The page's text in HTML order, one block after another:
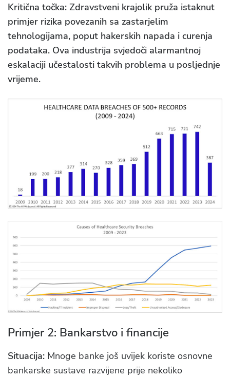
Kritična točka: Zdravstveni krajolik pruža istaknut
primjer rizika povezanih sa zastarjelim
tehnologijama, poput hakerskih napada i curenja
podataka. Ova industrija svjedoči alarmantnoj
eskalaciji učestalosti takvih problema u posljednje
vrijeme.
Primjer 2: Bankarstvo i financije
Situacija: Mnoge banke još uvijek koriste osnovne
bankarske sustave razvijene prije nekoliko